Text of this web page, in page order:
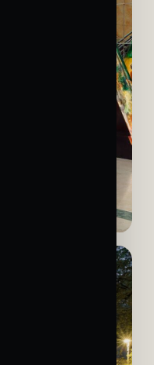
část interiéru.